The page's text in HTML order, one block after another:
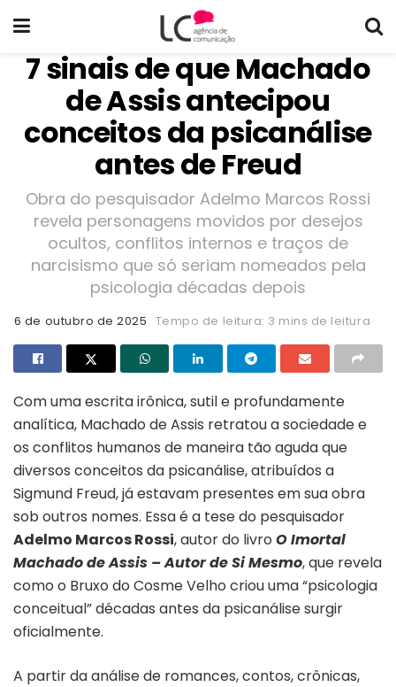
7 sinais de que Machado
de Assis antecipou
conceitos da psicanálise
antes de Freud
Obra do pesquisador Adelmo Marcos Rossi
revela personagens movidos por desejos
ocultos, conflitos internos e traços de
narcisismo que só seriam nomeados pela
psicologia décadas depois
6 de outubro de 2025 Tempo de leitura: 3 mins de leitura
Com uma escrita irônica, sutil e profundamente
analítica, Machado de Assis retratou a sociedade e
os conflitos humanos de maneira tão aguda que
diversos conceitos da psicanálise, atribuídos a
Sigmund Freud, já estavam presentes em sua obra
sob outros nomes. Essa é a tese do pesquisador
Adelmo Marcos Rossi, autor do livro O Imortal
Machado de Assis – Autor de Si Mesmo, que revela
como o Bruxo do Cosme Velho criou uma “psicologia
conceitual” décadas antes da psicanálise surgir
oficialmente.
A partir da análise de romances, contos, crônicas,